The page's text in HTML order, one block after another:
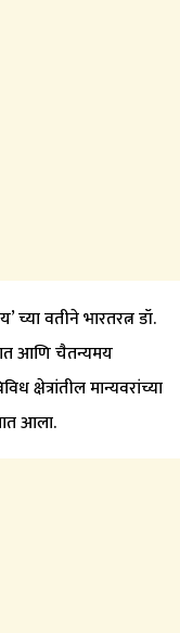
च्या वतीने भारतरत्न डॉ.
आणि चैतन्यमय
क्षेत्रांतील मान्यवरांच्या
आला.